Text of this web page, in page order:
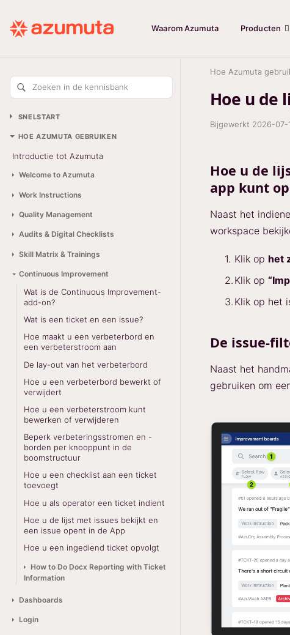
Waarom Azumuta Producten
Zoeken in de kennisbank
SNELSTART
HOE AZUMUTA GEBRUIKEN
Introductie tot Azumuta
Welcome to Azumuta
Work Instructions
Quality Management
Audits & Digital Checklists
Skill Matrix & Trainings
Continuous Improvement
Wat is de Continuous Improvement-
add-on?
Wat is een ticket en een issue?
Hoe maakt u een verbeterbord en
een verbeterstroom aan
De lay-out van het verbeterbord
Hoe u een verbeterbord bewerkt of
verwijdert
Hoe u een verbeterstroom kunt
bewerken of verwijderen
Beperk verbeteringsstromen en -
borden per knooppunt in de
boomstructuur
Hoe u een checklist aan een ticket
toevoegt
Hoe u als operator een ticket indient
Hoe u de lijst met issues bekijkt en
een issue opent in de App
Hoe u een ingediend ticket opvolgt
How to Do Docx Reporting with Ticket
Information
Dashboards
Login
Hoe Azumuta
Hoe u de
Bijgewerkt 2026-07-
Hoe u de
app kunt
Naast het
workspace
Klik op het
Klik op
Klik op het
De issue-
Naast het
gebruiken om